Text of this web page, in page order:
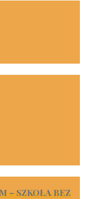
– SZKOŁA BEZ